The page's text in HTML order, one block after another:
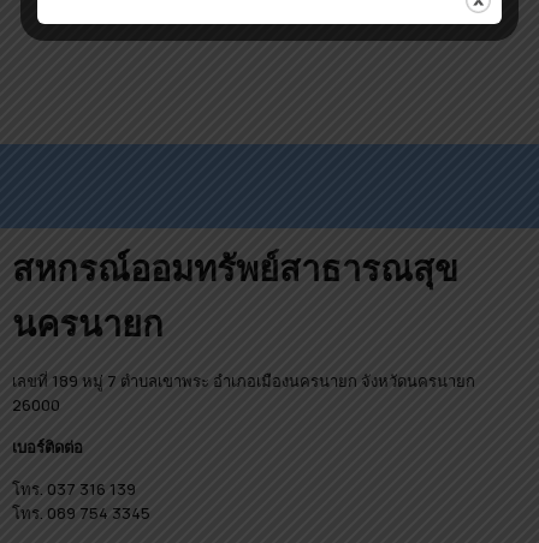
สหกรณ์ออมทรัพย์สาธารณสุข
นครนายก
เลขที่ 189 หมู่ 7 ตำบลเขาพระ อำเภอเมืองนครนายก จังหวัดนครนายก
26000
เบอร์ติดต่อ
โทร. 037 316 139
โทร. 089 754 3345